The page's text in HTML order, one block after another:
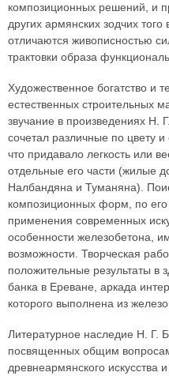
композиционных решений, и
других армянских зодчих
отличаются живописностью
трактовки образа
Художественное богатство и
естественных строительных
звучание в произведениях Н.
сочетал различные по цвету и
что придавало легкость или
отдельные его части (жилые
Налбандяна и Туманяна).
композиционных форм, по
применения современных
особенности железобетона,
возможности. Творческая
положительные результаты в
банка в Ереване, аркада
которого выполнена из
Литературное наследие Н. Г.
посвященных общим
древнеармянского искусства